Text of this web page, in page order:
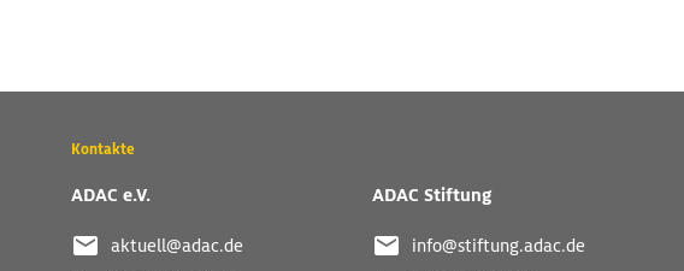
Wichtige
und
Links
Kontakte
ADAC e.V.
aktuell@adac.de
ADAC Stiftung
info@stiftung.adac.de